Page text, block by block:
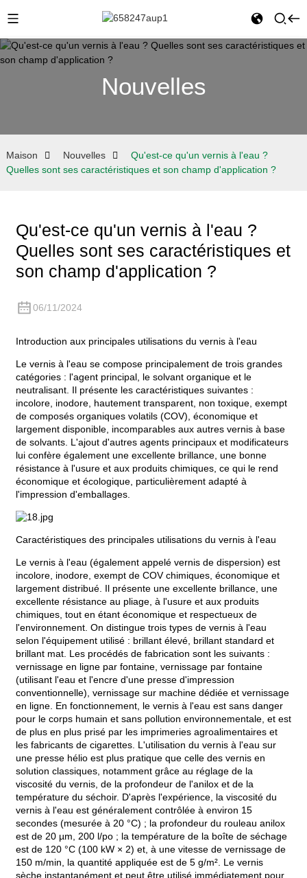
Nouvelles
Maison Nouvelles
Qu'est-ce qu'un vernis à l'eau ?
Quelles sont ses caractéristiques et son champ d'application ?
Qu'est-ce qu'un vernis à l'eau ?
Quelles sont ses caractéristiques et
son champ d'application ?
06/11/2024
Introduction aux principales utilisations du vernis à l'eau
Le vernis à l'eau se compose principalement de trois grandes
catégories : l'agent principal, le solvant organique et le
neutralisant. Il présente les caractéristiques suivantes :
incolore, inodore, hautement transparent, non toxique, exempt
de composés organiques volatils (COV), économique et
largement disponible, incomparables aux autres vernis à base
de solvants. L'ajout d'autres agents principaux et modificateurs
lui confère également une excellente brillance, une bonne
résistance à l'usure et aux produits chimiques, ce qui le rend
économique et écologique, particulièrement adapté à
l'impression d'emballages.
Caractéristiques des principales utilisations du vernis à l'eau
Le vernis à l'eau (également appelé vernis de dispersion) est
incolore, inodore, exempt de COV chimiques, économique et
largement distribué. Il présente une excellente brillance, une
excellente résistance au pliage, à l'usure et aux produits
chimiques, tout en étant économique et respectueux de
l'environnement. On distingue trois types de vernis à l'eau
selon l'équipement utilisé : brillant élevé, brillant standard et
brillant mat. Les procédés de fabrication sont les suivants :
vernissage en ligne par fontaine, vernissage par fontaine
(utilisant l'eau et l'encre d'une presse d'impression
conventionnelle), vernissage sur machine dédiée et vernissage
en ligne. En fonctionnement, le vernis à l'eau est sans danger
pour le corps humain et sans pollution environnementale, et est
de plus en plus prisé par les imprimeries agroalimentaires et
les fabricants de cigarettes. L'utilisation du vernis à l'eau sur
une presse hélio est plus pratique que celle des vernis en
solution classiques, notamment grâce au réglage de la
viscosité du vernis, de la profondeur de l'anilox et de la
température du séchoir. D'après l'expérience, la viscosité du
vernis à l'eau est généralement contrôlée à environ 15
secondes (mesurée à 20 °C) ; la profondeur du rouleau anilox
est de 20 µm, 200 l/po ; la température de la boîte de séchage
est de 120 °C (100 kW × 2) et, à une vitesse de vernissage de
150 m/min, la quantité appliquée est de 5 g/m². Le vernis
sèche instantanément et peut être utilisé immédiatement pour